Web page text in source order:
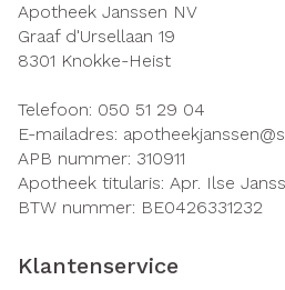
Apotheek Janssen NV
Graaf d'Ursellaan 19
8301 Knokke-Heist
Telefoon: 050 51 29 04
E-mailadres: apotheekjanssen@
APB nummer: 310911
Apotheek titularis: Apr. Ilse
BTW nummer: BE0426331232
Klantenservice